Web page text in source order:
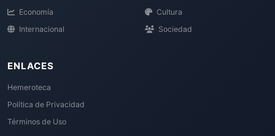
Economía
Internacional
Cultura
Sociedad
ENLACES
Hemeroteca
Política de Privacidad
Términos de Uso